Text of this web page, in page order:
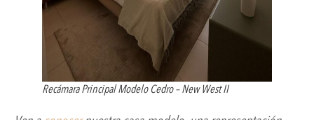
Recámara Principal Modelo Cedro – New West II